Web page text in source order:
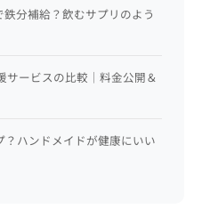
鉄分補給？飲むサプリのよう
サービスの比較｜料金公開＆
ハンドメイドが健康にいい